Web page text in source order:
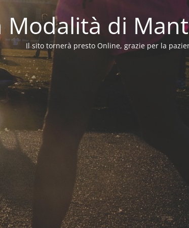
Modalità di
Il sito tornerà presto Online, grazie per la